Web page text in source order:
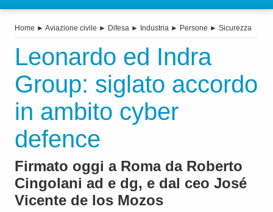
Home ► Aviazione civile ► Difesa ► Industria ► Persone ► Sicurezza
Leonardo ed Indra
Group: siglato accordo
in ambito cyber
defence
Firmato oggi a Roma da Roberto
Cingolani ad e dg, e dal ceo José
Vicente de los Mozos